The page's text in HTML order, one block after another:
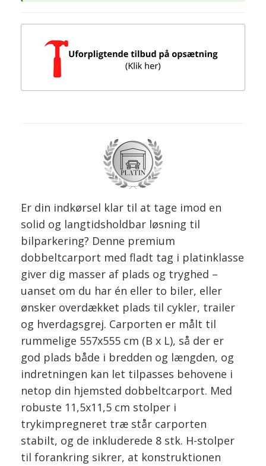
Er din indkørsel klar til at tage imod en
solid og langtidsholdbar løsning til
bilparkering? Denne premium
dobbeltcarport med fladt tag i platinklasse
giver dig masser af plads og tryghed –
uanset om du har én eller to biler, eller
ønsker overdækket plads til cykler, trailer
og hverdagsgrej. Carporten er målt til
rummelige 557x555 cm (B x L), så der er
god plads både i bredden og længden, og
indretningen kan let tilpasses behovene i
netop din hjemsted dobbeltcarport. Med
robuste 11,5x11,5 cm stolper i
trykimpregneret træ står carporten
stabilt, og de inkluderede 8 stk. H-stolper
til forankring sikrer, at konstruktionen